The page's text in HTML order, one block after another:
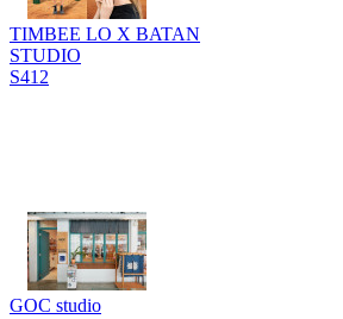
TIMBEE LO X BATAN
STUDIO
S412
GOC studio